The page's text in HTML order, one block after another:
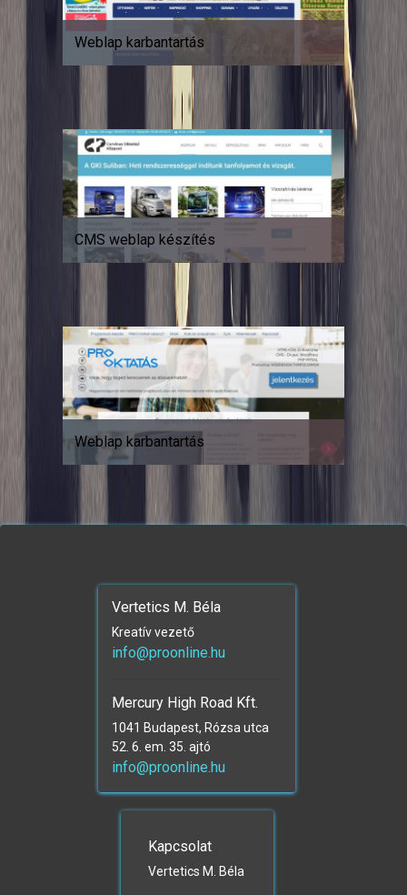
Weblap karbantartás
CMS weblap készítés
Weblap karbantartás
Vertetics M. Béla
Kreatív vezető
info@proonline.hu
Mercury High Road Kft.
1041 Budapest, Rózsa utca
52. 6. em. 35. ajtó
info@proonline.hu
Kapcsolat
Vertetics M. Béla